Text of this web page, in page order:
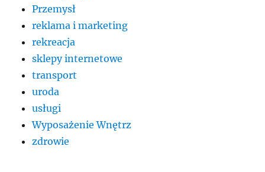
Przemysł
reklama i marketing
rekreacja
sklepy internetowe
transport
uroda
usługi
Wyposażenie Wnętrz
zdrowie